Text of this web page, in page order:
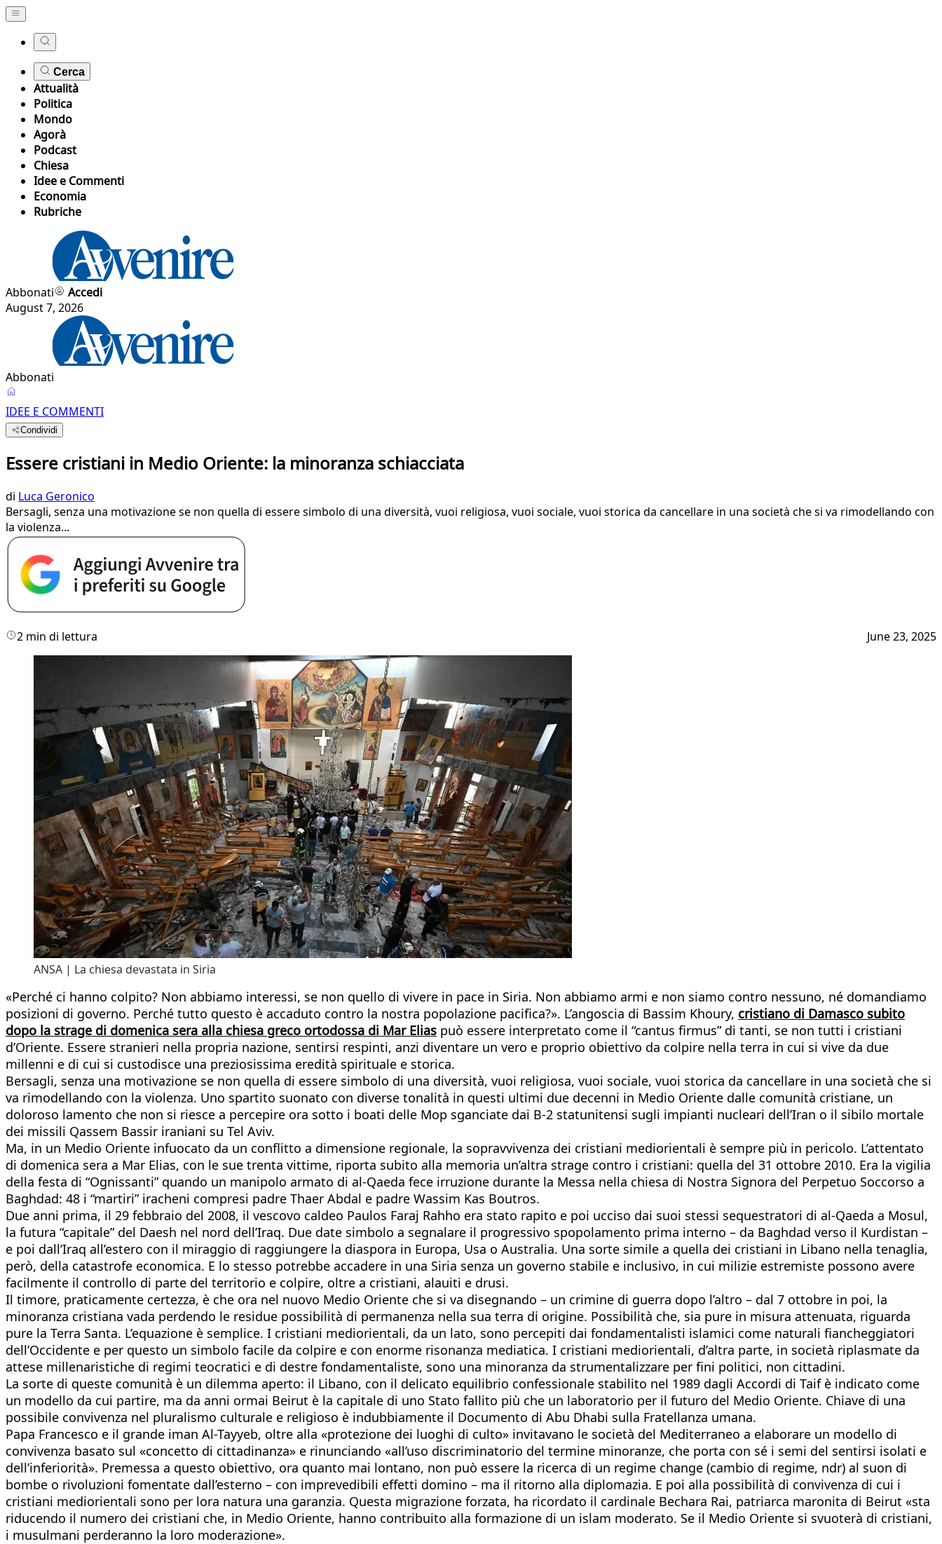
Cerca
Attualità
Politica
Mondo
Agorà
Podcast
Chiesa
Idee e Commenti
Economia
Rubriche
Abbonati
Accedi
August 7, 2026
Abbonati
IDEE E COMMENTI
Condividi
Essere cristiani in Medio Oriente: la minoranza schiacciata
di Luca Geronico
Bersagli, senza una motivazione se non quella di essere simbolo di una diversità, vuoi religiosa, vuoi sociale, vuoi storica da cancellare in una società che si va rimodellando con
la violenza...
2 min di lettura June 23, 2025
ANSA | La chiesa devastata in Siria
«Perché ci hanno colpito? Non abbiamo interessi, se non quello di vivere in pace in Siria. Non abbiamo armi e non siamo contro nessuno, né domandiamo
posizioni di governo. Perché tutto questo è accaduto contro la nostra popolazione pacifica?». L’angoscia di Bassim Khoury, cristiano di Damasco subito
dopo la strage di domenica sera alla chiesa greco ortodossa di Mar Elias può essere interpretato come il “cantus firmus” di tanti, se non tutti i cristiani
d’Oriente. Essere stranieri nella propria nazione, sentirsi respinti, anzi diventare un vero e proprio obiettivo da colpire nella terra in cui si vive da due
millenni e di cui si custodisce una preziosissima eredità spirituale e storica.
Bersagli, senza una motivazione se non quella di essere simbolo di una diversità, vuoi religiosa, vuoi sociale, vuoi storica da cancellare in una società che si
va rimodellando con la violenza. Uno spartito suonato con diverse tonalità in questi ultimi due decenni in Medio Oriente dalle comunità cristiane, un
doloroso lamento che non si riesce a percepire ora sotto i boati delle Mop sganciate dai B-2 statunitensi sugli impianti nucleari dell’Iran o il sibilo mortale
dei missili Qassem Bassir iraniani su Tel Aviv.
Ma, in un Medio Oriente infuocato da un conflitto a dimensione regionale, la sopravvivenza dei cristiani mediorientali è sempre più in pericolo. L’attentato
di domenica sera a Mar Elias, con le sue trenta vittime, riporta subito alla memoria un’altra strage contro i cristiani: quella del 31 ottobre 2010. Era la vigilia
della festa di “Ognissanti” quando un manipolo armato di al-Qaeda fece irruzione durante la Messa nella chiesa di Nostra Signora del Perpetuo Soccorso a
Baghdad: 48 i “martiri” iracheni compresi padre Thaer Abdal e padre Wassim Kas Boutros.
Due anni prima, il 29 febbraio del 2008, il vescovo caldeo Paulos Faraj Rahho era stato rapito e poi ucciso dai suoi stessi sequestratori di al-Qaeda a Mosul,
la futura “capitale” del Daesh nel nord dell’Iraq. Due date simbolo a segnalare il progressivo spopolamento prima interno – da Baghdad verso il Kurdistan –
e poi dall’Iraq all’estero con il miraggio di raggiungere la diaspora in Europa, Usa o Australia. Una sorte simile a quella dei cristiani in Libano nella tenaglia,
però, della catastrofe economica. E lo stesso potrebbe accadere in una Siria senza un governo stabile e inclusivo, in cui milizie estremiste possono avere
facilmente il controllo di parte del territorio e colpire, oltre a cristiani, alauiti e drusi.
Il timore, praticamente certezza, è che ora nel nuovo Medio Oriente che si va disegnando – un crimine di guerra dopo l’altro – dal 7 ottobre in poi, la
minoranza cristiana vada perdendo le residue possibilità di permanenza nella sua terra di origine. Possibilità che, sia pure in misura attenuata, riguarda
pure la Terra Santa. L’equazione è semplice. I cristiani mediorientali, da un lato, sono percepiti dai fondamentalisti islamici come naturali fiancheggiatori
dell’Occidente e per questo un simbolo facile da colpire e con enorme risonanza mediatica. I cristiani mediorientali, d’altra parte, in società riplasmate da
attese millenaristiche di regimi teocratici e di destre fondamentaliste, sono una minoranza da strumentalizzare per fini politici, non cittadini.
La sorte di queste comunità è un dilemma aperto: il Libano, con il delicato equilibrio confessionale stabilito nel 1989 dagli Accordi di Taif è indicato come
un modello da cui partire, ma da anni ormai Beirut è la capitale di uno Stato fallito più che un laboratorio per il futuro del Medio Oriente. Chiave di una
possibile convivenza nel pluralismo culturale e religioso è indubbiamente il Documento di Abu Dhabi sulla Fratellanza umana.
Papa Francesco e il grande iman Al-Tayyeb, oltre alla «protezione dei luoghi di culto» invitavano le società del Mediterraneo a elaborare un modello di
convivenza basato sul «concetto di cittadinanza» e rinunciando «all’uso discriminatorio del termine minoranze, che porta con sé i semi del sentirsi isolati e
dell’inferiorità». Premessa a questo obiettivo, ora quanto mai lontano, non può essere la ricerca di un regime change (cambio di regime, ndr) al suon di
bombe o rivoluzioni fomentate dall’esterno – con imprevedibili effetti domino – ma il ritorno alla diplomazia. E poi alla possibilità di convivenza di cui i
cristiani mediorientali sono per lora natura una garanzia. Questa migrazione forzata, ha ricordato il cardinale Bechara Rai, patriarca maronita di Beirut «sta
riducendo il numero dei cristiani che, in Medio Oriente, hanno contribuito alla formazione di un islam moderato. Se il Medio Oriente si svuoterà di cristiani,
i musulmani perderanno la loro moderazione».